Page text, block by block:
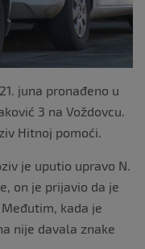
juna pronađeno u
3 na Voždovcu.
Hitnoj pomoći.
je uputio upravo N.
on je prijavio da je
kada je
nije davala znake